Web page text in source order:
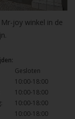
joy winkel in de
Gesloten
10:00-18:00
10:00-18:00
10:00-18:00
10:00-18:00